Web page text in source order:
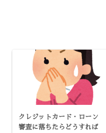
クレジットカード・ローン
審査に落ちたらどうすれば